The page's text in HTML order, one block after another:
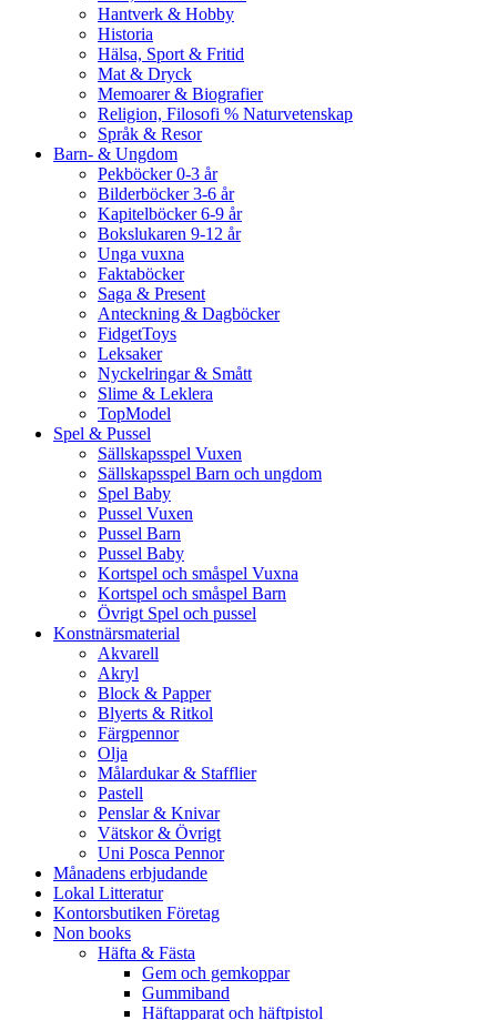
Hantverk & Hobby
Historia
Hälsa, Sport & Fritid
Mat & Dryck
Memoarer & Biografier
Religion, Filosofi % Naturvetenskap
Språk & Resor
Barn- & Ungdom
Pekböcker 0-3 år
Bilderböcker 3-6 år
Kapitelböcker 6-9 år
Bokslukaren 9-12 år
Unga vuxna
Faktaböcker
Saga & Present
Anteckning & Dagböcker
FidgetToys
Leksaker
Nyckelringar & Smått
Slime & Leklera
TopModel
Spel & Pussel
Sällskapsspel Vuxen
Sällskapsspel Barn och ungdom
Spel Baby
Pussel Vuxen
Pussel Barn
Pussel Baby
Kortspel och småspel Vuxna
Kortspel och småspel Barn
Övrigt Spel och pussel
Konstnärsmaterial
Akvarell
Akryl
Block & Papper
Blyerts & Ritkol
Färgpennor
Olja
Målardukar & Stafflier
Pastell
Penslar & Knivar
Vätskor & Övrigt
Uni Posca Pennor
Månadens erbjudande
Lokal Litteratur
Kontorsbutiken Företag
Non books
Häfta & Fästa
Gem och gemkoppar
Gummiband
Häftapparat och häftpistol